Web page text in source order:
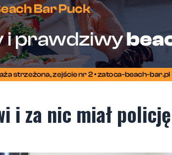
i za nic miał policję